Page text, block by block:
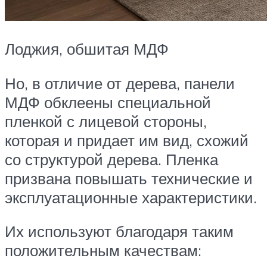
Лоджия, обшитая МДФ
Но, в отличие от дерева, панели
МДФ обклеены специальной
пленкой с лицевой стороны,
которая и придает им вид, схожий
со структурой дерева. Пленка
призвана повышать технические и
эксплуатационные характеристики.
Их используют благодаря таким
положительным качествам: